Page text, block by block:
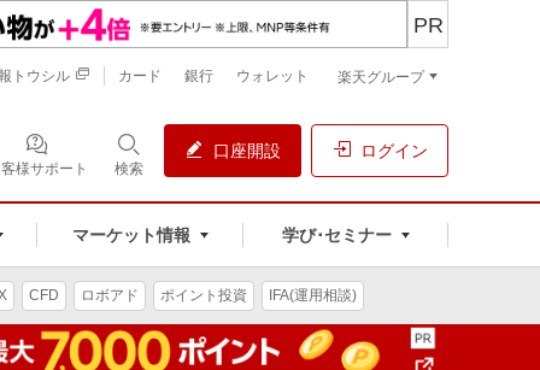
様サポート 検索
口座開設 ログイン
マーケット情報 学び･セミナー
PR
トウシル カード 銀行 ウォレット 楽天グループ
CFD ロボアド ポイント投資 IFA(運用相談)